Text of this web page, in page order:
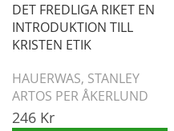
DET FREDLIGA RIKET EN
INTRODUKTION TILL
KRISTEN ETIK
HAUERWAS, STANLEY
ARTOS PER ÅKERLUND
246 Kr